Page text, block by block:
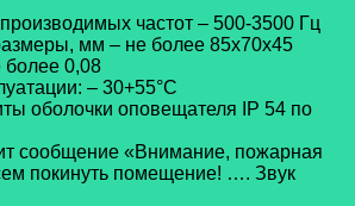
частот – 500-3500 Гц
мм – не более 85x70x45
более 0,08
– 30+55°C
оболочки оповещателя IP 54 по
сообщение «Внимание, пожарная
покинуть помещение! …. Звук